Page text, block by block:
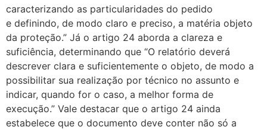
caracterizando as particularidades do pedido
e definindo, de modo claro e preciso, a matéria objeto
da proteção.” Já o artigo 24 aborda a clareza e
suficiência, determinando que “O relatório deverá
descrever clara e suficientemente o objeto, de modo a
possibilitar sua realização por técnico no assunto e
indicar, quando for o caso, a melhor forma de
execução.” Vale destacar que o artigo 24 ainda
estabelece que o documento deve conter não só a